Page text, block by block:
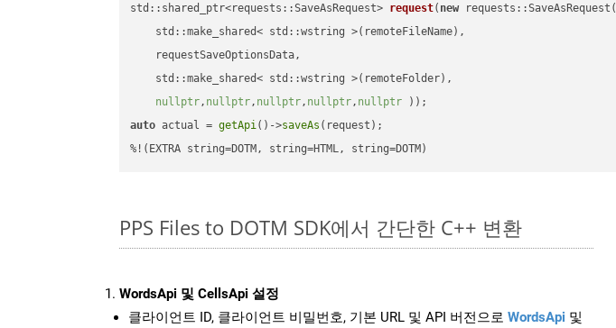
std::shared_ptr<requests::SaveAsRequest> request( new requests::SaveAsRequest(
    std::make_shared< std::wstring >(remoteFileName),
    requestSaveOptionsData,
    std::make_shared< std::wstring >(remoteFolder),
nullptr, nullptr, nullptr, nullptr, nullptr ))
auto actual = getApi()->saveAs (request);
%!(EXTRA string=DOTM, string=HTML, string=DOTM)
PPS Files to DOTM SDK에서 간단한 C++ 변환
WordsApi 및 CellsApi 설정
클라이언트 ID, 클라이언트 비밀번호, 기본 URL 및 API 버전으로 WordsApi 및